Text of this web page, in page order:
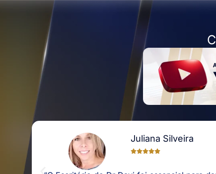
Juliana Silveira